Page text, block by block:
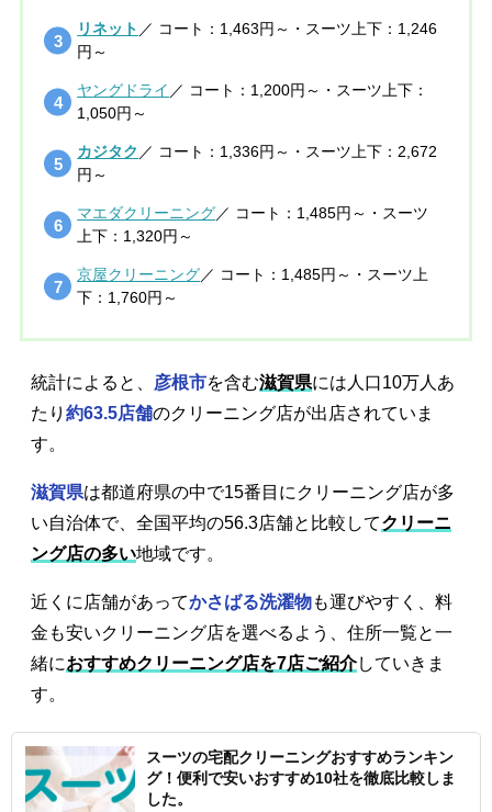
リネット ／ コート：1,463円～・スーツ上下：1,246
円～
ヤングドライ ／ コート：1,200円～・スーツ上下：
1,050円～
カジタク ／ コート：1,336円～・スーツ上下：2,672
円～
マエダクリーニング／ コート：1,485円～・スーツ
上下：1,320円～
京屋クリーニング／ コート：1,485円～・スーツ上
下：1,760円～
統計によると、 彦根市を含む滋賀県には人口10万人あ
たり 約63.5店舗のクリーニング店が出店されていま
す。
滋賀県は都道府県の中で15番目にクリーニング店が多
い自治体で、全国平均の56.3店舗と比較してクリーニ
ング店の多い地域です。
近くに店舗があってかさばる洗濯物も運びやすく、料
金も安いクリーニング店を選べるよう、住所一覧と一
緒におすすめクリーニング店を7店ご紹介していきま
す。
スーツの宅配クリーニングおすすめランキン
グ！便利で安いおすすめ10社を徹底比較しま
した。